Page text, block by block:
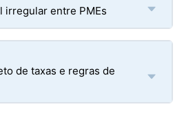
irregular entre PMEs
de taxas e regras de